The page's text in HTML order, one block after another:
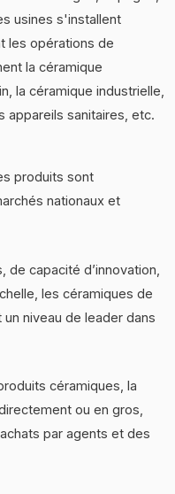
usines s'installent
les opérations de
la céramique
la céramique industrielle,
appareils sanitaires, etc.
produits sont
nationaux et
de capacité d’innovation,
les céramiques de
niveau de leader dans
céramiques, la
ou en gros,
par agents et des